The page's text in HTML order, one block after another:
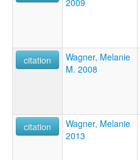
2009
citation
Wagner, Melanie
M. 2008
citation
Wagner, Melanie
2013